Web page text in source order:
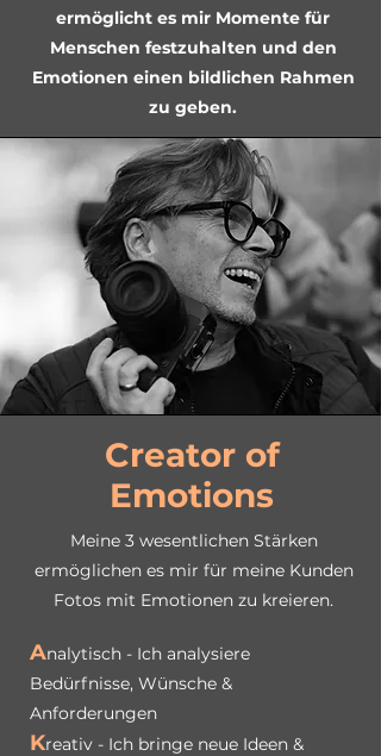
ermöglicht es mir Momente für
Menschen festzuhalten und den
Emotionen einen bildlichen Rahmen
zu geben.
Creator of
Emotions
Meine 3 wesentlichen Stärken
ermöglichen es mir für meine Kunden
Fotos mit Emotionen zu kreieren.
Analytisch - Ich analysiere
Bedürfnisse, Wünsche &
Anforderungen
Kreativ - Ich bringe neue Ideen &